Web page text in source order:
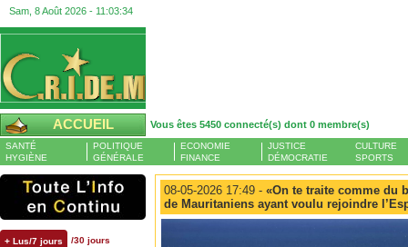
Sam, 8 Août 2026 - 11:03:34
ACCUEIL Vous êtes 5450 connecté(s) dont 0 membre(s)
SANTÉ
HYGIÈNE
POLITIQUE
GÉNÉRALE
ECONOMIE
FINANCE
JUSTICE
DÉMOCRATIE
CULTURE
SPORTS
+ Lus/7 jours /30 jours
08-05-2026 17:49 - «On te traite comme du
de Mauritaniens ayant voulu rejoindre